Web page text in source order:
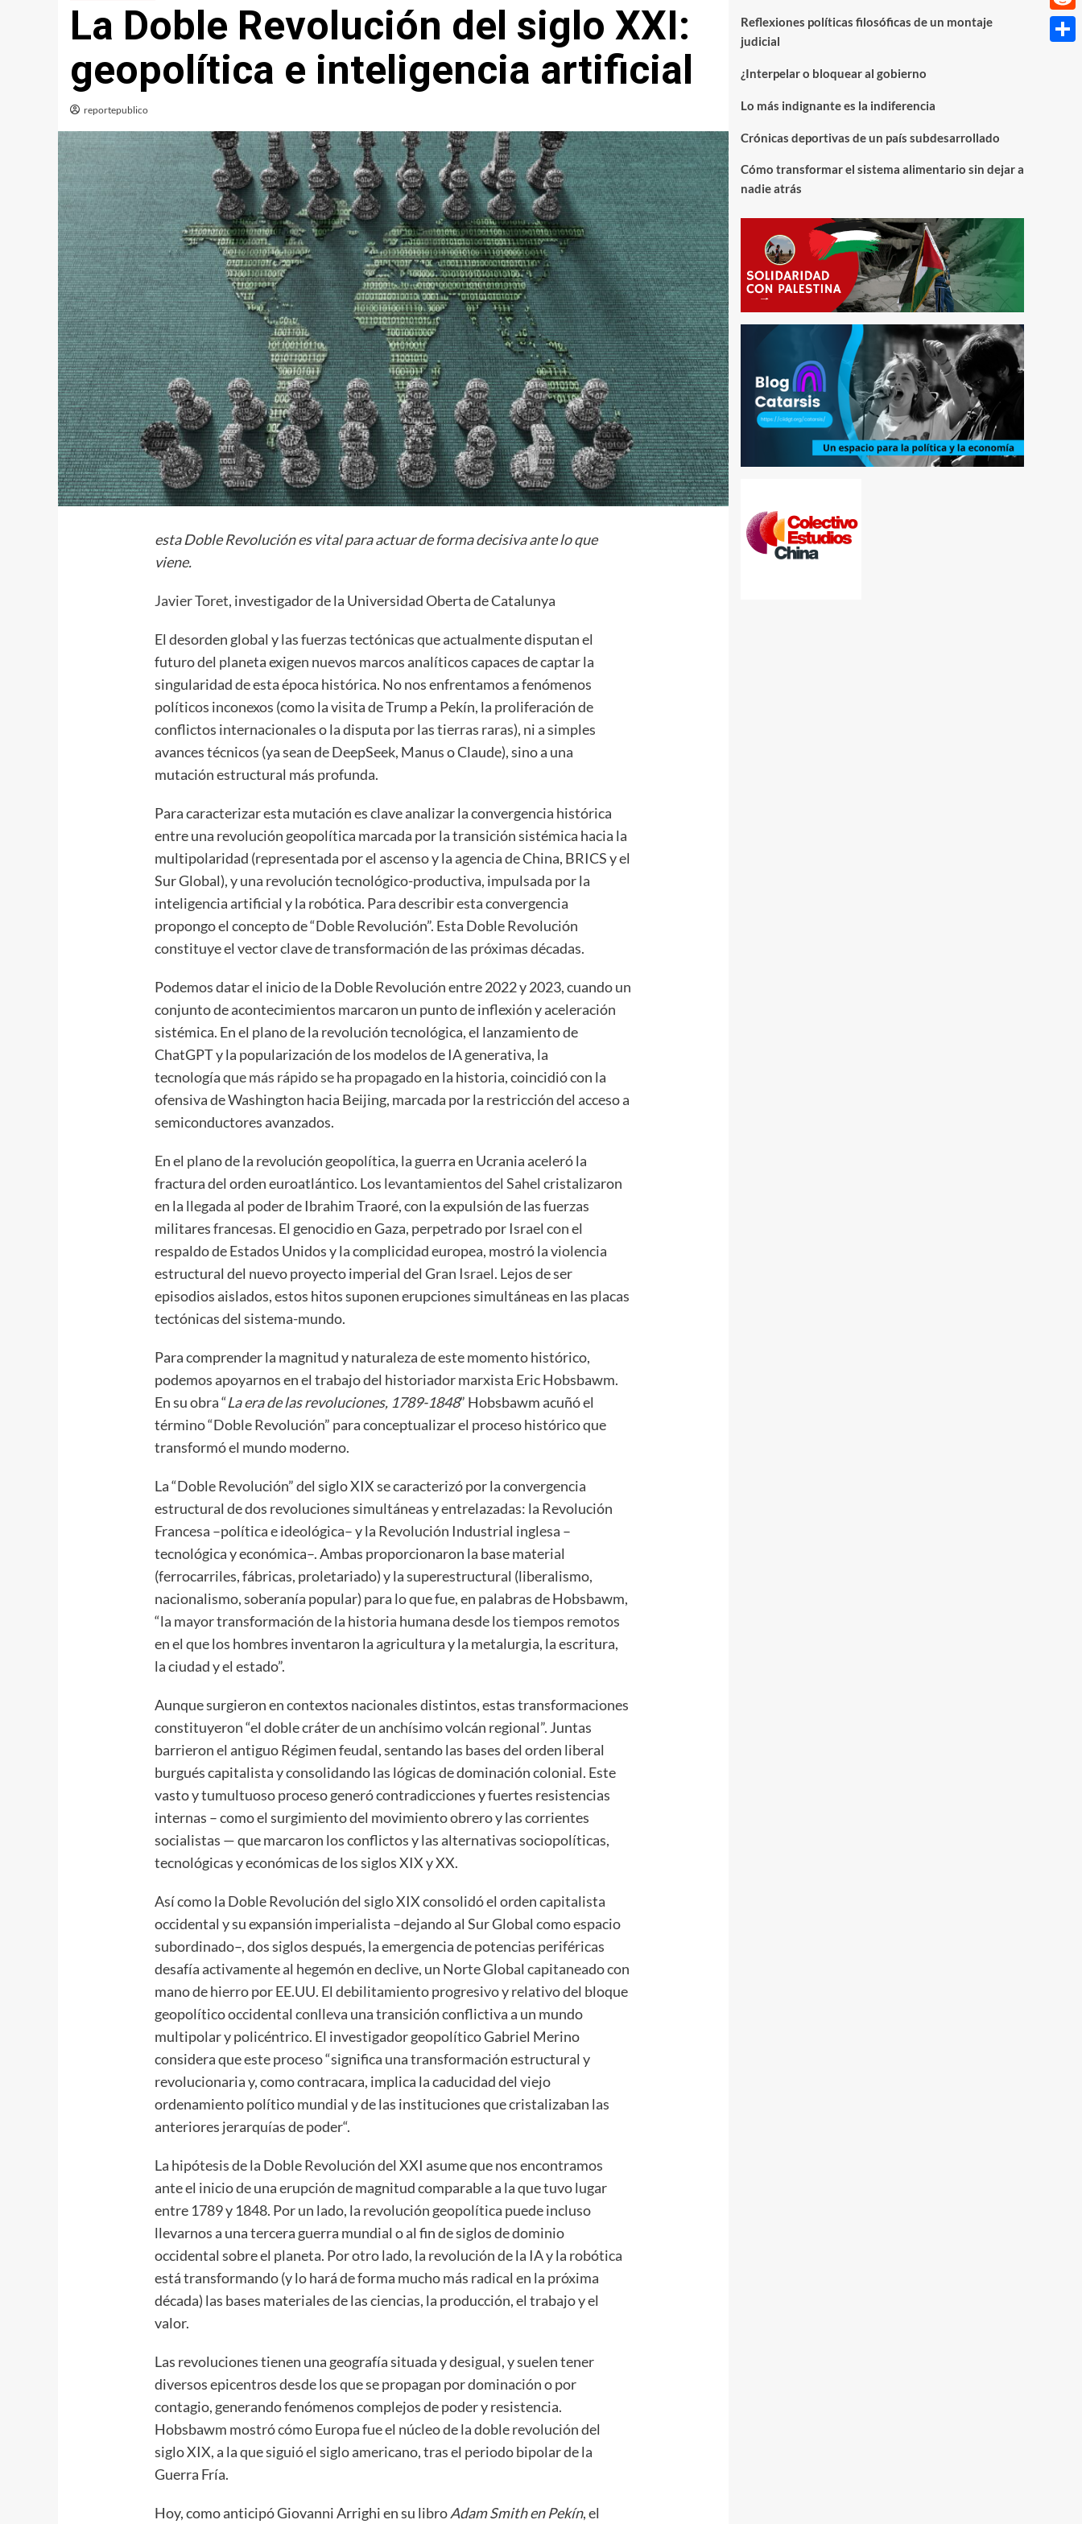
La Doble Revolución del siglo XXI:
geopolítica e inteligencia artificial
reportepublico
esta Doble Revolución es vital para actuar de forma decisiva ante lo que
viene.
Javier Toret, investigador de la Universidad Oberta de Catalunya
El desorden global y las fuerzas tectónicas que actualmente disputan el
futuro del planeta exigen nuevos marcos analíticos capaces de captar la
singularidad de esta época histórica. No nos enfrentamos a fenómenos
políticos inconexos (como la visita de Trump a Pekín, la proliferación de
conflictos internacionales o la disputa por las tierras raras), ni a simples
avances técnicos (ya sean de DeepSeek, Manus o Claude), sino a una
mutación estructural más profunda.
Para caracterizar esta mutación es clave analizar la convergencia histórica
entre una revolución geopolítica marcada por la transición sistémica hacia la
multipolaridad (representada por el ascenso y la agencia de China, BRICS y el
Sur Global), y una revolución tecnológico-productiva, impulsada por la
inteligencia artificial y la robótica. Para describir esta convergencia
propongo el concepto de “Doble Revolución”. Esta Doble Revolución
constituye el vector clave de transformación de las próximas décadas.
Podemos datar el inicio de la Doble Revolución entre 2022 y 2023, cuando un
conjunto de acontecimientos marcaron un punto de inflexión y aceleración
sistémica. En el plano de la revolución tecnológica, el lanzamiento de
ChatGPT y la popularización de los modelos de IA generativa, la
tecnologíaque más rápido se ha propagadoen la historia, coincidió con la
ofensiva de Washington hacia Beijing, marcada por la restricción del acceso a
semiconductores avanzados.
En el plano de la revolución geopolítica, la guerra en Ucrania aceleró la
fractura del orden euroatlántico. Los levantamientos del Sahel cristalizaron
en la llegada al poder de Ibrahim Traoré, con la expulsión de las fuerzas
militares francesas. El genocidio en Gaza, perpetrado por Israel con el
respaldo de Estados Unidos y la complicidad europea, mostró la violencia
estructural del nuevo proyecto imperial delGran Israel. Lejos de ser
episodios aislados, estos hitos suponen erupciones simultáneas en las placas
tectónicas del sistema-mundo.
Para comprender la magnitud y naturaleza de este momento histórico,
podemos apoyarnos en el trabajo del historiador marxista Eric Hobsbawm.
En su obra “La era de las revoluciones, 1789-1848” Hobsbawm acuñó el
término “Doble Revolución” para conceptualizar el proceso histórico que
transformó el mundo moderno.
La “Doble Revolución” del siglo XIX se caracterizó por la convergencia
estructural de dos revoluciones simultáneas y entrelazadas: la Revolución
Francesa –política e ideológica– y la Revolución Industrial inglesa –
tecnológica y económica–. Ambas proporcionaron la base material
(ferrocarriles, fábricas, proletariado) y la superestructural (liberalismo,
nacionalismo, soberanía popular) para lo que fue, en palabras de Hobsbawm,
“la mayor transformación de la historia humana desde los tiempos remotos
en el que los hombres inventaron la agricultura y la metalurgia, la escritura,
la ciudad y el estado”.
Aunque surgieron en contextos nacionales distintos, estas transformaciones
constituyeron “el doble cráter de un anchísimo volcán regional”. Juntas
barrieron el antiguo Régimen feudal, sentando las bases del orden liberal
burgués capitalista y consolidando las lógicas de dominación colonial. Este
vasto y tumultuoso proceso generó contradicciones y fuertes resistencias
internas – como el surgimiento del movimiento obrero y las corrientes
socialistas — que marcaron los conflictos y las alternativas sociopolíticas,
tecnológicas y económicas de los siglos XIX y XX.
Así como la Doble Revolución del siglo XIX consolidó el orden capitalista
occidental y su expansión imperialista –dejando al Sur Global como espacio
subordinado–, dos siglos después, la emergencia de potencias periféricas
desafía activamente al hegemón en declive, un Norte Global capitaneado con
mano de hierro por EE.UU. El debilitamiento progresivo y relativo del bloque
geopolítico occidental conlleva una transición conflictiva a un mundo
multipolar y policéntrico. El investigador geopolítico Gabriel Merino
considera que este proceso “significa una transformación estructural y
revolucionaria y, como contracara, implica la caducidad del viejo
ordenamiento político mundial y de las instituciones que cristalizaban las
anteriores jerarquías de poder“.
La hipótesis de la Doble Revolución del XXI asume que nos encontramos
ante el inicio de una erupción de magnitud comparable a la que tuvo lugar
entre 1789 y 1848. Por un lado, la revolución geopolítica puede incluso
llevarnos a una tercera guerra mundial o al fin de siglos de dominio
occidental sobre el planeta. Por otro lado, la revolución de la IA y la robótica
está transformando (y lo hará de forma mucho más radical en la próxima
década) las bases materiales de las ciencias, la producción, el trabajo y el
valor.
Las revoluciones tienen una geografía situada y desigual, y suelen tener
diversos epicentros desde los que se propagan por dominación o por
contagio, generando fenómenos complejos de poder y resistencia.
Hobsbawm mostró cómo Europa fue el núcleo de la doble revolución del
siglo XIX, a la que siguió el siglo americano, tras el periodo bipolar de la
Guerra Fría.
Hoy, como anticipó Giovanni Arrighi en su libroAdam Smith en Pekín, el
Reflexiones políticas filosóficas de un montaje
judicial
¿Interpelar o bloquear al gobierno
Lo más indignante es la indiferencia
Crónicas deportivas de un país subdesarrollado
Cómo transformar el sistema alimentario sin dejar a
nadie atrás